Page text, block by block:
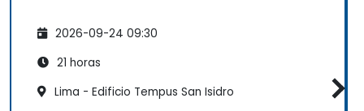
2026-09-24 09:30
21 horas
Lima - Edificio Tempus San Isidro